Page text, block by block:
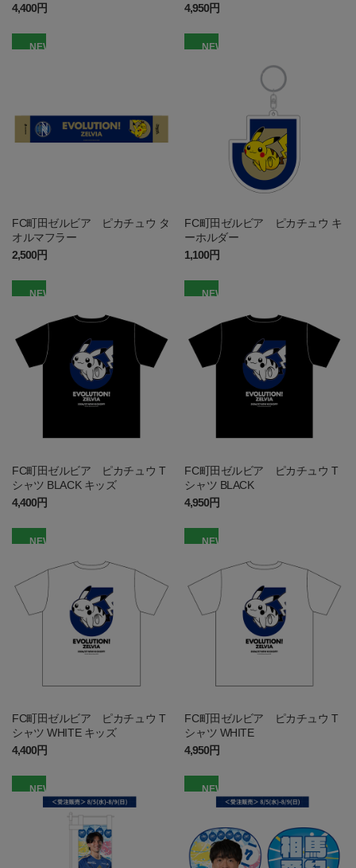
4,400円
4,950円
NEW
FC町田ゼルビア ピカチュウ タ
オルマフラー
2,500円
NEW
FC町田ゼルビア ピカチュウ キ
ーホルダー
1,100円
NEW
FC町田ゼルビア ピカチュウ T
シャツ BLACK キッズ
4,400円
NEW
FC町田ゼルビア ピカチュウ T
シャツ BLACK
4,950円
NEW
FC町田ゼルビア ピカチュウ T
シャツ WHITE キッズ
4,400円
NEW
FC町田ゼルビア ピカチュウ T
シャツ WHITE
4,950円
NEW NEW